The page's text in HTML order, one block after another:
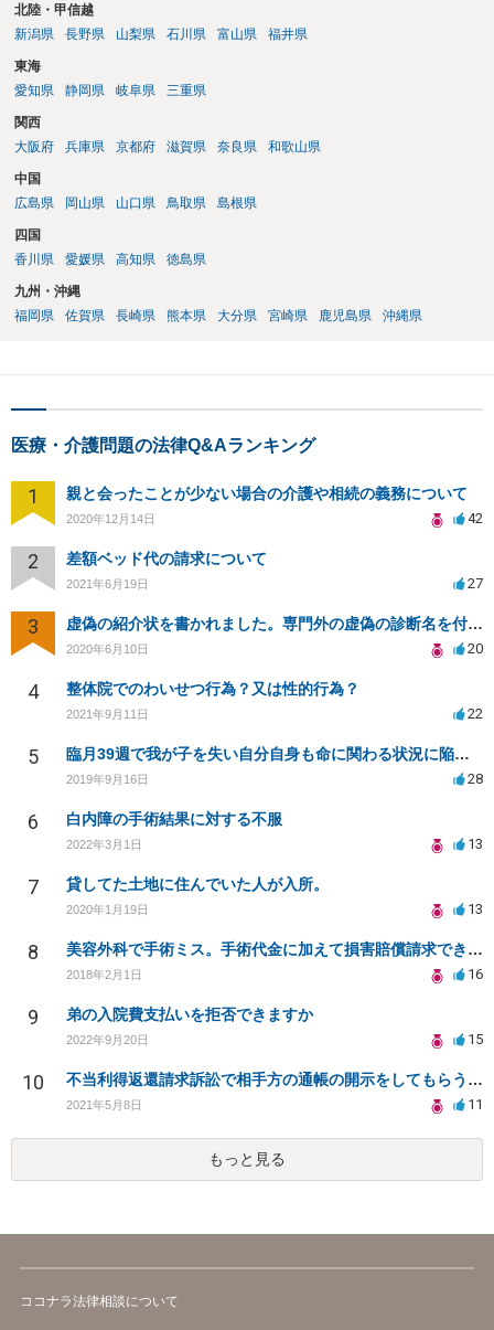
をよく確認することが適切な解決に向かうためには重要だと考えま
す。
北陸・甲信越
新潟県
長野県 山梨県 石川県 富山県 福井県
東海
愛知県
静岡県 岐阜県 三重県
関西
大阪府
兵庫県 京都府 滋賀県 奈良県 和歌山県
中国
広島県
岡山県 山口県 鳥取県 島根県
四国
香川県
愛媛県 高知県 徳島県
九州・沖縄
福岡県
佐賀県 長崎県 熊本県 大分県 宮崎県 鹿児島県 沖縄県
医療・介護問題の法律Q&Aランキング
1 親と会ったことが少ない場合の介護や相続の義務について
2020年12月14日 42
2 差額ベッド代の請求について
2021年6月19日 27
3 虚偽の紹介状を書かれました。専門外の虚偽の診断名を付けていますが不正にならないのでしょうか？
2020年6月10日 20
4 整体院でのわいせつ行為？又は性的行為？
2021年9月11日 22
5 臨月39週で我が子を失い自分自身も命に関わる状況に陥り病院側を訴える事が出来ますか？
2019年9月16日 28
6 白内障の手術結果に対する不服
2022年3月1日 13
7 貸してた土地に住んでいた人が入所。
2020年1月19日 13
8 美容外科で手術ミス。手術代金に加えて損害賠償請求できますか？
2018年2月1日 16
9 弟の入院費支払いを拒否できますか
2022年9月20日 15
10 不当利得返還請求訴訟で相手方の通帳の開示をしてもらうことは可能か。また勝訴の確率は？
2021年5月8日 11
もっと見る
ココナラ法律相談について